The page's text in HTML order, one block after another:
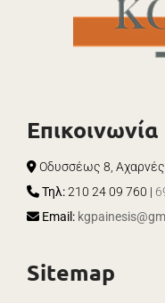
Επικοινωνία
 Οδυσσέως 8,
 Τηλ:210 24 09 760 |
 Email:
Sitemap